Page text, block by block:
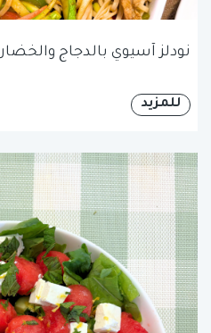
نودلز آسيوي بالدجاج والخضار
للمزيد